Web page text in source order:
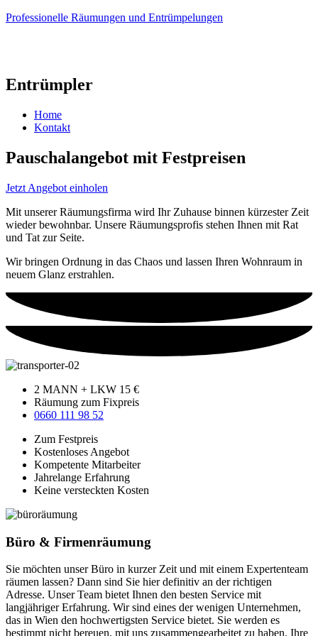
Professionelle Räumungen und Entrümpelungen
Entrümpler
Home
Kontakt
Pauschalangebot mit Festpreisen
Jetzt Angebot einholen
Mit unserer Räumungsfirma wird Ihr Zuhause binnen kürzester Zeit
wieder bewohnbar. Unsere Räumungsprofis stehen Ihnen mit Rat
und Tat zur Seite.
Wir bringen Ordnung in das Chaos und lassen Ihren Wohnraum in
neuem Glanz erstrahlen.
2 MANN + LKW 15 €
Räumung zum Fixpreis
0660 111 98 52
Zum Festpreis
Kostenloses Angebot
Kompetente Mitarbeiter
Jahrelange Erfahrung
Keine versteckten Kosten
Büro & Firmenräumung
Sie möchten unser Büro in kurzer Zeit und mit einem Expertenteam
räumen lassen? Dann sind Sie hier definitiv an der richtigen
Adresse. Unser Team bietet Ihnen den besten Service mit
langjähriger Erfahrung. Wir sind eines der wenigen Unternehmen,
das in Wien den hochwertigsten Service bietet. Sie werden es
bestimmt nicht bereuen, mit uns zusammengearbeitet zu haben. Ihre